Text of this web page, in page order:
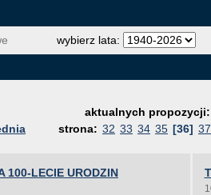
wybierz lata:
aktualnych propozycji:
strona: 32 33 34 35 [36] 37
100-LECIE URODZIN